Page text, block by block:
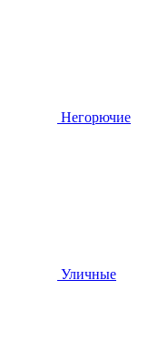
Негорючие
Уличные